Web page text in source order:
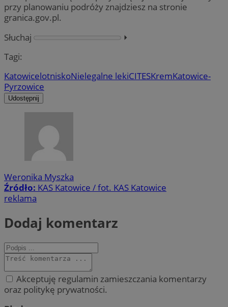
przy planowaniu podróży znajdziesz na stronie
granica.gov.pl.
Słuchaj
⏵︎
Tagi:
KatowicelotniskoNielegalne lekiCITESKremKatowice-
Pyrzowice
Udostępnij
Weronika Myszka
Źródło: KAS Katowice / fot. KAS Katowice
reklama
Dodaj komentarz
Akceptuję regulamin zamieszczania komentarzy
oraz politykę prywatności.